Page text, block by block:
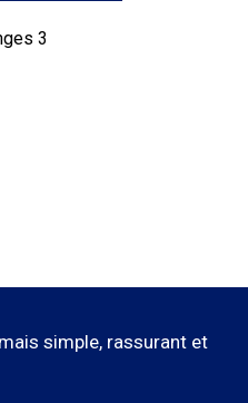
3
simple, rassurant et